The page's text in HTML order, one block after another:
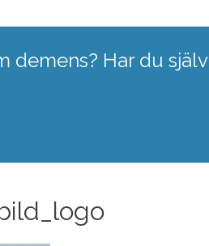
demens? Har du